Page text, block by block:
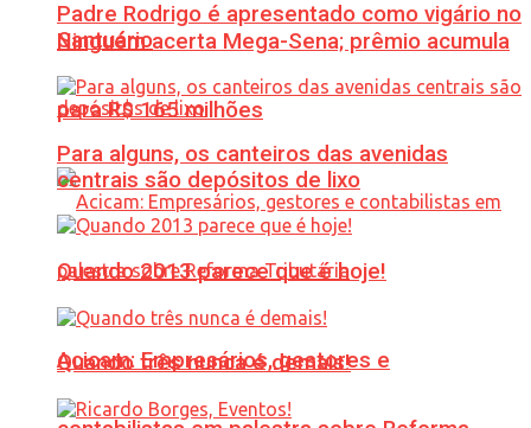
Ninguém acerta Mega-Sena; prêmio acumula
para R$ 165 milhões
Acicam: Empresários, gestores e
Padre Rodrigo é apresentado como vigário no
Santuário
Para alguns, os canteiros das avenidas
centrais são depósitos de lixo
Quando 2013 parece que é hoje!
Quando três nunca é demais!